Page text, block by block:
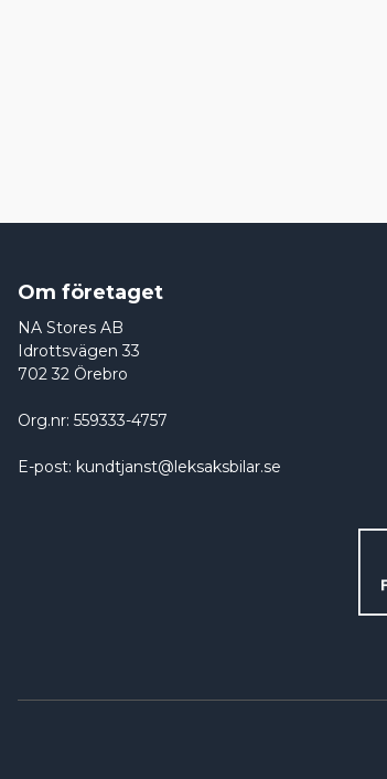
Om företaget
NA Stores AB
Idrottsvägen 33
702 32 Örebro
Org.nr: 559333-4757
E-post: kundtjanst@leksaksbilar.se